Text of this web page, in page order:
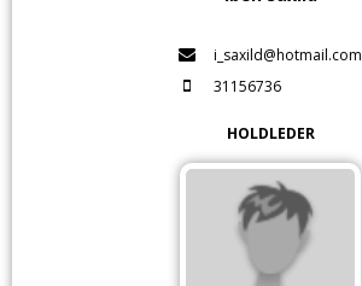
i_saxild@hotmail.com
31156736
HOLDLEDER